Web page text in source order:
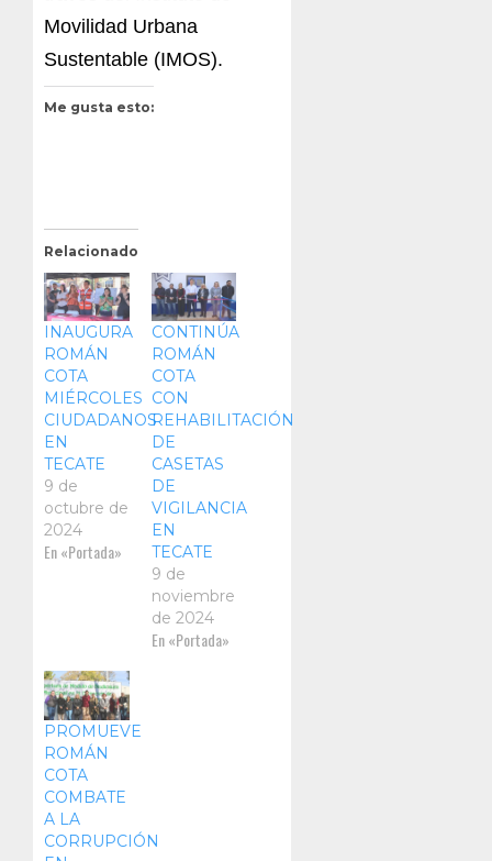
Movilidad Urbana
Sustentable (IMOS).
Me gusta esto:
Relacionado
INAUGURA
ROMÁN
COTA
MIÉRCOLES
CIUDADANOS
EN
TECATE
9 de
octubre de
2024
En «Portada»
CONTINÚA
ROMÁN
COTA
CON
REHABILITACIÓN
DE
CASETAS
DE
VIGILANCIA
EN
TECATE
9 de
noviembre
de 2024
En «Portada»
PROMUEVE
ROMÁN
COTA
COMBATE
A LA
CORRUPCIÓN